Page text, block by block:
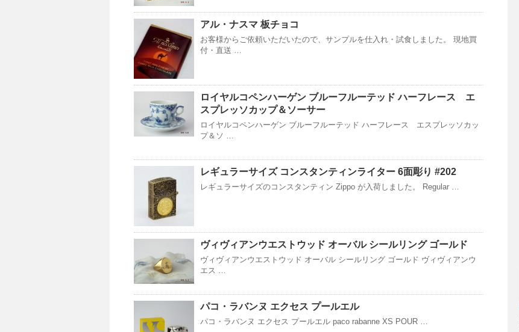
アル・ナスマ 板チョコ
お客様からご依頼いただいたので、サンプルを仕入れ・試食しました。 現地買
付・直送 …
ロイヤルコペンハーゲン ブルーフルーテッド ハーフレース エ
スプレッソカップ＆ソーサー
ロイヤルコペンハーゲン ブルーフルーテッド ハーフレース エスプレッソカッ
プ＆ソ …
レギュラーサイズ コンスタンティンライター 6面彫り #202
レギュラーサイズのコンスタンティン Zippo が入荷しました。 Regular …
ヴィヴィアンウエストウッド オーバル シールリング ゴールド
ヴィヴィアンウエストウッド オーバル シールリング ゴールド ヴィヴィアンウ
エス …
パコ・ラバンヌ エクセス プールエル
パコ・ラバンヌ エクセス プールエル paco rabanne XS POUR …